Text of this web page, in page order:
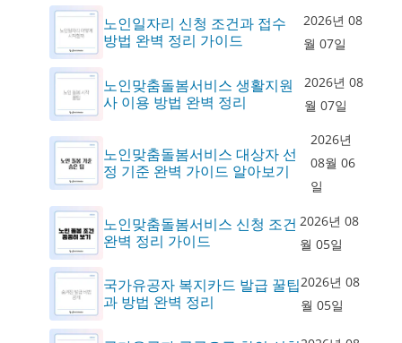
노인일자리 신청 조건과 접수
방법 완벽 정리 가이드
2026년 08
월 07일
노인맞춤돌봄서비스 생활지원
사 이용 방법 완벽 정리
2026년 08
월 07일
노인맞춤돌봄서비스 대상자 선
정 기준 완벽 가이드 알아보기
2026년
08월 06
일
노인맞춤돌봄서비스 신청 조건
완벽 정리 가이드
2026년 08
월 05일
국가유공자 복지카드 발급 꿀팁
과 방법 완벽 정리
2026년 08
월 05일